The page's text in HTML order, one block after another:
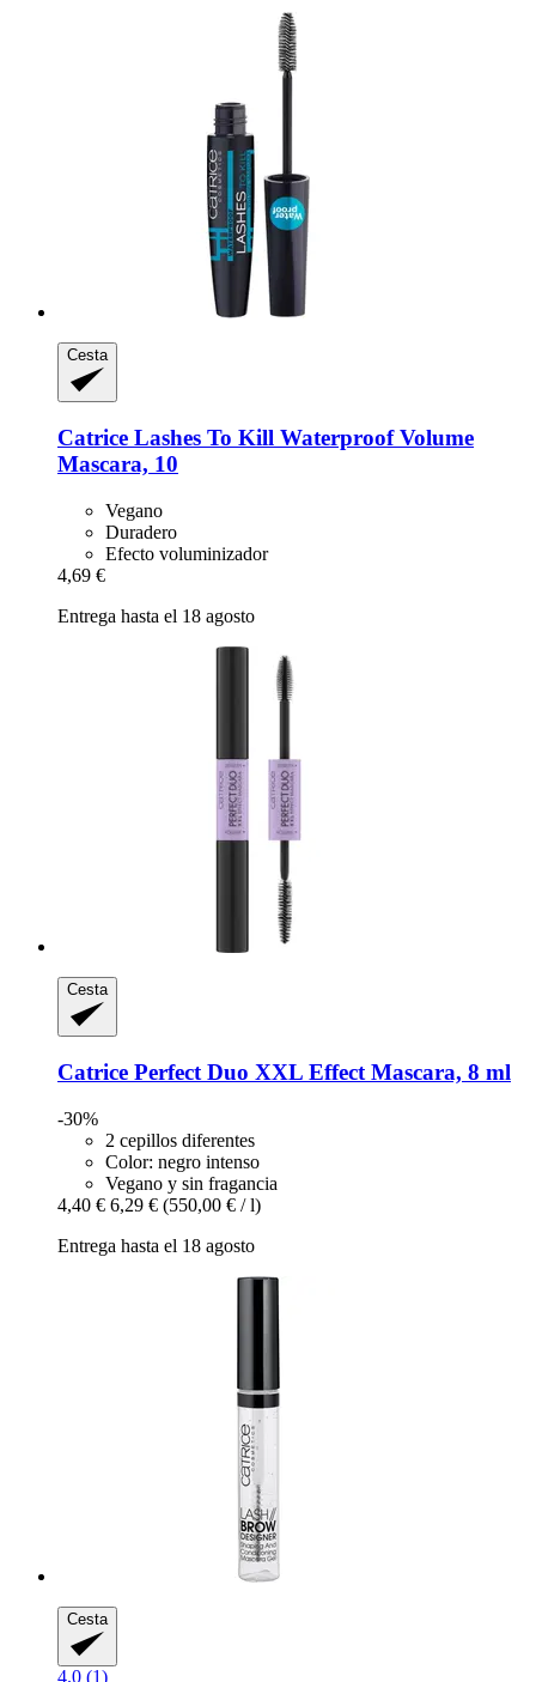
Cesta
Catrice Lashes To Kill Waterproof Volume
Mascara, 10
Vegano
Duradero
Efecto voluminizador
4,69 €
Entrega hasta el 18 agosto
Cesta
Catrice Perfect Duo XXL Effect Mascara, 8 ml
-30%
2 cepillos diferentes
Color: negro intenso
Vegano y sin fragancia
4,40 € 6,29 € (550,00 € / l)
Entrega hasta el 18 agosto
Cesta
4.0 (1)